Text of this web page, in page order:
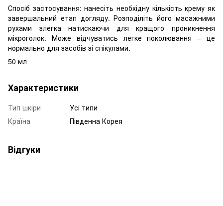
Спосіб застосування: нанесіть необхідну кількість крему як
завершальний етап догляду. Розподіліть його масажними
рухами злегка натискаючи для кращого проникнення
мікроголок. Може відчуватись легке поколювання – це
нормально для засобів зі спікулами.
50 мл
Характеристики
Тип шкіри
Усі типи
Країна
Південна Корея
Відгуки